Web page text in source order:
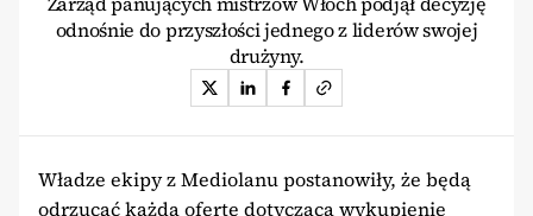
odnośnie do przyszłości jednego z liderów swojej
drużyny.
Władze ekipy z Mediolanu postanowiły, że będą
odrzucać każdą ofertę dotyczącą wykupienie